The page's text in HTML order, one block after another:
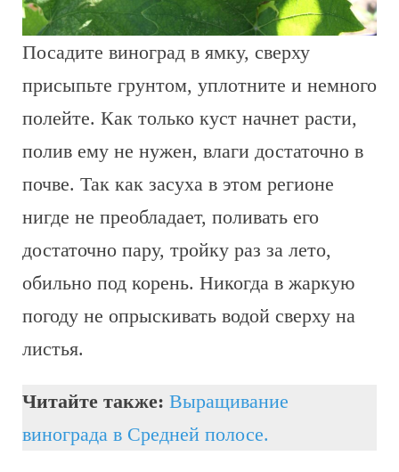
Посадите виноград в ямку, сверху
присыпьте грунтом, уплотните и немного
полейте. Как только куст начнет расти,
полив ему не нужен, влаги достаточно в
почве. Так как засуха в этом регионе
нигде не преобладает, поливать его
достаточно пару, тройку раз за лето,
обильно под корень. Никогда в жаркую
погоду не опрыскивать водой сверху на
листья.
Читайте также: Выращивание
винограда в Средней полосе.